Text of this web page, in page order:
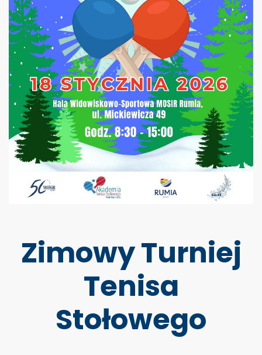
Zimowy Turniej
Tenisa
Stołowego